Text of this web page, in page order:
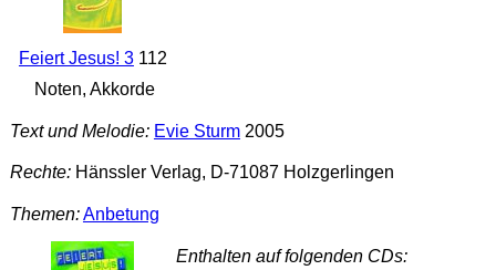
Feiert Jesus! 3112
Noten, Akkorde
Text und Melodie: Evie Sturm2005
Rechte:Hänssler Verlag, D-71087 Holzgerlingen
Themen:Anbetung
Enthalten auf folgenden CDs: